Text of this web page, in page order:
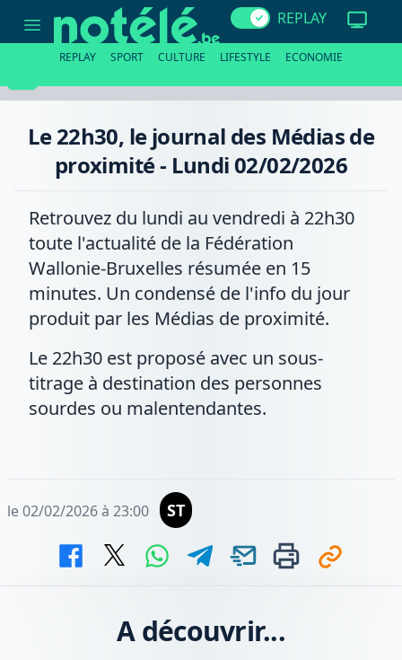
22h30,
de
REPLAY
REPLAY SPORT CULTURE LIFESTYLE ECONOMIE
Le 22h30, le journal des Médias de
proximité - Lundi 02/02/2026
Retrouvez du lundi au vendredi à 22h30
toute l'actualité de la Fédération
Wallonie-Bruxelles résumée en 15
minutes. Un condensé de l'info du jour
produit par les Médias de proximité.
Le 22h30 est proposé avec un sous-
titrage à destination des personnes
sourdes ou malentendantes.
le 02/02/2026 à 23:00 ST
A découvrir...